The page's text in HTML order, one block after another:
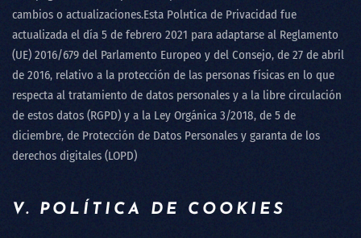
cambios o actualizaciones.Esta Polнtica de Privacidad fue
actualizada el día 5 de febrero 2021 para adaptarse al Reglamento
(UE) 2016/679 del Parlamento Europeo y del Consejo, de 27 de abril
de 2016, relativo a la protección de las personas físicas en lo que
respecta al tratamiento de datos personales y a la libre circulación
de estos datos (RGPD) y a la Ley Orgánica 3/2018, de 5 de
diciembre, de Protección de Datos Personales y garanta de los
derechos digitales (LOPD)
V. POLÍTICA DE COOKIES